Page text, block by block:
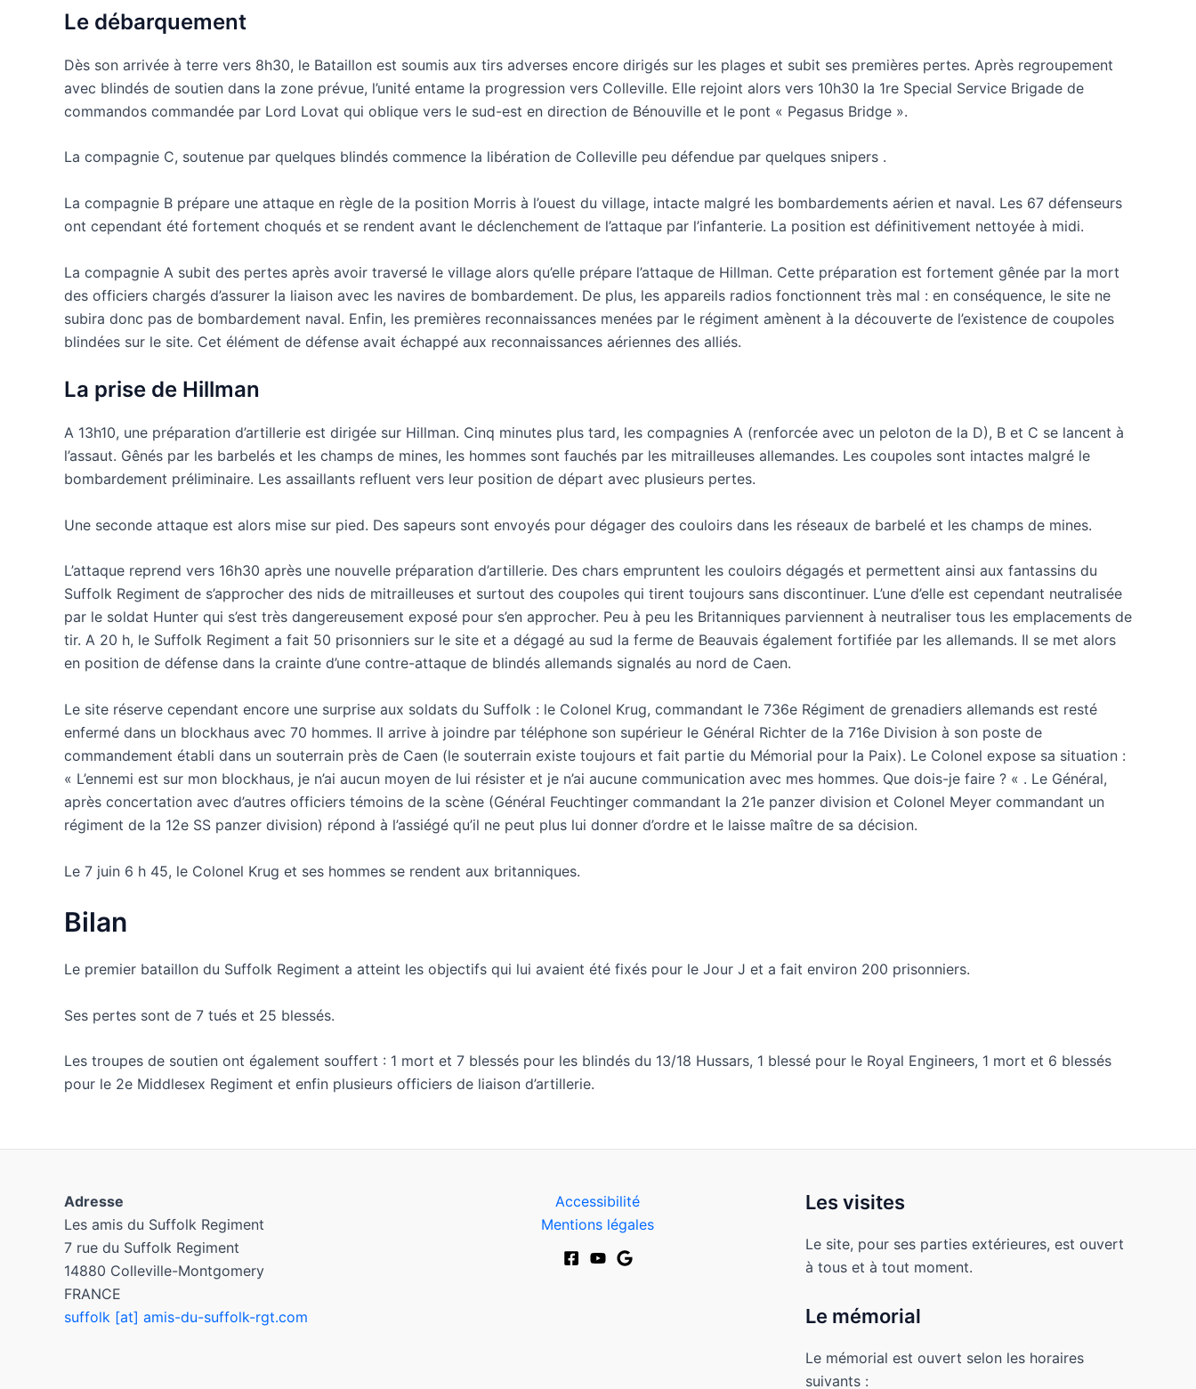
Le débarquement
Dès son arrivée à terre vers 8h30, le Bataillon est soumis aux tirs adverses encore dirigés sur les plages et subit ses premières pertes. Après regroupement
avec blindés de soutien dans la zone prévue, l’unité entame la progression vers Colleville. Elle rejoint alors vers 10h30 la 1re Special Service Brigade de
commandos commandée par Lord Lovat qui oblique vers le sud-est en direction de Bénouville et le pont « Pegasus Bridge ».
La compagnie C, soutenue par quelques blindés commence la libération de Colleville peu défendue par quelques snipers .
La compagnie B prépare une attaque en règle de la position Morris à l’ouest du village, intacte malgré les bombardements aérien et naval. Les 67 défenseurs
ont cependant été fortement choqués et se rendent avant le déclenchement de l’attaque par l’infanterie. La position est définitivement nettoyée à midi.
La compagnie A subit des pertes après avoir traversé le village alors qu’elle prépare l’attaque de Hillman. Cette préparation est fortement gênée par la mort
des officiers chargés d’assurer la liaison avec les navires de bombardement. De plus, les appareils radios fonctionnent très mal : en conséquence, le site ne
subira donc pas de bombardement naval. Enfin, les premières reconnaissances menées par le régiment amènent à la découverte de l’existence de coupoles
blindées sur le site. Cet élément de défense avait échappé aux reconnaissances aériennes des alliés.
La prise de Hillman
A 13h10, une préparation d’artillerie est dirigée sur Hillman. Cinq minutes plus tard, les compagnies A (renforcée avec un peloton de la D), B et C se lancent à
l’assaut. Gênés par les barbelés et les champs de mines, les hommes sont fauchés par les mitrailleuses allemandes. Les coupoles sont intactes malgré le
bombardement préliminaire. Les assaillants refluent vers leur position de départ avec plusieurs pertes.
Une seconde attaque est alors mise sur pied. Des sapeurs sont envoyés pour dégager des couloirs dans les réseaux de barbelé et les champs de mines.
L’attaque reprend vers 16h30 après une nouvelle préparation d’artillerie. Des chars empruntent les couloirs dégagés et permettent ainsi aux fantassins du
Suffolk Regiment de s’approcher des nids de mitrailleuses et surtout des coupoles qui tirent toujours sans discontinuer. L’une d’elle est cependant neutralisée
par le soldat Hunter qui s’est très dangereusement exposé pour s’en approcher. Peu à peu les Britanniques parviennent à neutraliser tous les emplacements de
tir. A 20 h, le Suffolk Regiment a fait 50 prisonniers sur le site et a dégagé au sud la ferme de Beauvais également fortifiée par les allemands. Il se met alors
en position de défense dans la crainte d’une contre-attaque de blindés allemands signalés au nord de Caen.
Le site réserve cependant encore une surprise aux soldats du Suffolk : le Colonel Krug, commandant le 736e Régiment de grenadiers allemands est resté
enfermé dans un blockhaus avec 70 hommes. Il arrive à joindre par téléphone son supérieur le Général Richter de la 716e Division à son poste de
commandement établi dans un souterrain près de Caen (le souterrain existe toujours et fait partie du Mémorial pour la Paix). Le Colonel expose sa situation :
« L’ennemi est sur mon blockhaus, je n’ai aucun moyen de lui résister et je n’ai aucune communication avec mes hommes. Que dois-je faire ? « . Le Général,
après concertation avec d’autres officiers témoins de la scène (Général Feuchtinger commandant la 21e panzer division et Colonel Meyer commandant un
régiment de la 12e SS panzer division) répond à l’assiégé qu’il ne peut plus lui donner d’ordre et le laisse maître de sa décision.
Le 7 juin 6 h 45, le Colonel Krug et ses hommes se rendent aux britanniques.
Bilan
Le premier bataillon du Suffolk Regiment a atteint les objectifs qui lui avaient été fixés pour le Jour J et a fait environ 200 prisonniers.
Ses pertes sont de 7 tués et 25 blessés.
Les troupes de soutien ont également souffert : 1 mort et 7 blessés pour les blindés du 13/18 Hussars, 1 blessé pour le Royal Engineers, 1 mort et 6 blessés
pour le 2e Middlesex Regiment et enfin plusieurs officiers de liaison d’artillerie.
Adresse
Les amis du Suffolk Regiment
7 rue du Suffolk Regiment
14880 Colleville-Montgomery
FRANCE
suffolk [at] amis-du-suffolk-rgt.com
Accessibilité
Mentions légales
Les visites
Le site, pour ses parties extérieures, est ouvert
à tous et à tout moment.
Le mémorial
Le mémorial est ouvert selon les horaires
suivants :